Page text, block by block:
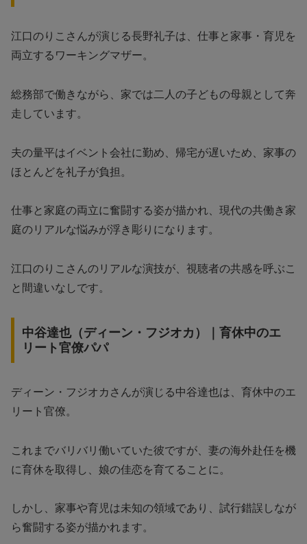
江口のりこさんが演じる長野礼子は、仕事と家事・育児を
両立するワーキングマザー。
総務部で働きながら、家では二人の子どもの母親として奔
走しています。
夫の量平はイベント会社に勤め、帰宅が遅いため、家事の
ほとんどを礼子が負担。
仕事と家庭の両立に奮闘する姿が描かれ、現代の共働き家
庭のリアルな悩みが浮き彫りになります。
江口のりこさんのリアルな演技が、視聴者の共感を呼ぶこ
と間違いなしです。
中谷達也（ディーン・フジオカ）｜育休中のエ
リート官僚パパ
ディーン・フジオカさんが演じる中谷達也は、育休中のエ
リート官僚。
これまでバリバリ働いていた彼ですが、妻の海外赴任を機
に育休を取得し、娘の佳恋を育てることに。
しかし、家事や育児は未知の領域であり、試行錯誤しなが
ら奮闘する姿が描かれます。